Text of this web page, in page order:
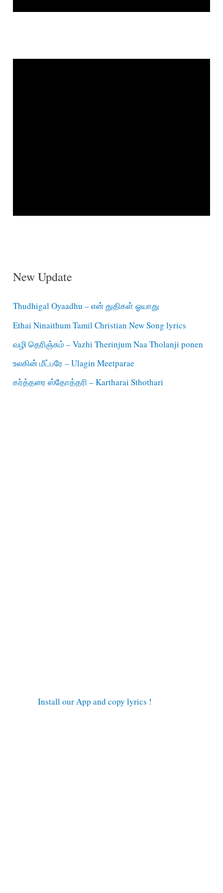
New Update
Thudhigal Oyaadhu – என் துதிகள் ஓயாது
Ethai Ninaithum Tamil Christian New Song lyrics
வழி தெரிஞ்சும் – Vazhi Therinjum Naa Tholanji ponen
உலகின் மீட்பரே – Ulagin Meetparae
கர்த்தரை ஸ்தோத்தரி – Kartharai Sthothari
Install our App and copy lyrics !